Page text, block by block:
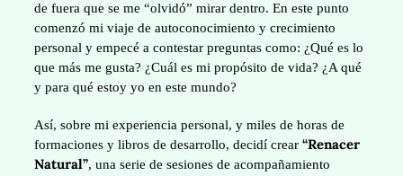
de fuera que se me “olvidó” mirar dentro. En este punto
comenzó mi viaje de autoconocimiento y crecimiento
personal y empecé a contestar preguntas como: ¿Qué es lo
que más me gusta? ¿Cuál es mi propósito de vida? ¿A qué
y para qué estoy yo en este mundo?
Así, sobre mi experiencia personal, y miles de horas de
formaciones y libros de desarrollo, decidí crear “Renacer
Natural”, una serie de sesiones de acompañamiento